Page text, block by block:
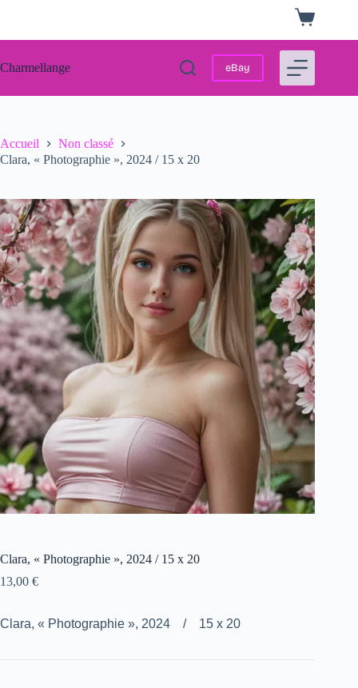
Panier
d’achat
Charmellange eBay
Accueil
Non classé
Clara, « Photographie », 2024 / 15 x 20
Clara, « Photographie », 2024 / 15 x 20
13,00 €
Clara, « Photographie », 2024 / 15 x 20